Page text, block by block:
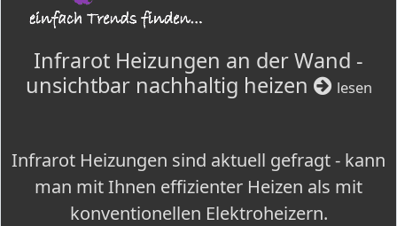
Infrarot Heizungen an der Wand -
unsichtbar nachhaltig heizen
lesen
Infrarot Heizungen sind aktuell gefragt - kann
man mit Ihnen effizienter Heizen als mit
konventionellen Elektroheizern.